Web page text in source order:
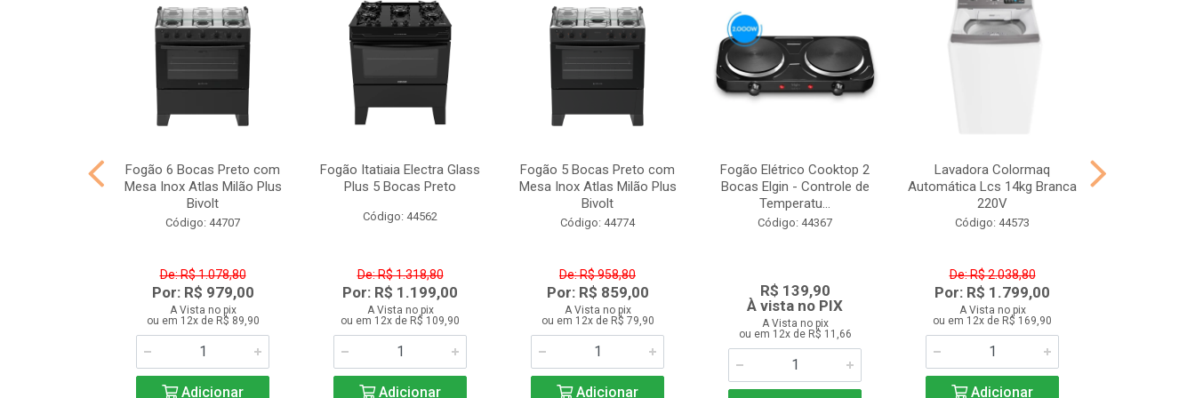
Fogão 6 Bocas Preto com
Mesa Inox Atlas Milão Plus
Bivolt
Código: 44707
De: R$ 1.078,80
Por: R$ 979,00
A Vista no pix
ou em 12x de R$ 89,90
Adicionar
Fogão Itatiaia Electra Glass
Plus 5 Bocas Preto
Código: 44562
De: R$ 1.318,80
Por: R$ 1.199,00
A Vista no pix
ou em 12x de R$ 109,90
Adicionar
Fogão 5 Bocas Preto com
Mesa Inox Atlas Milão Plus
Bivolt
Código: 44774
De: R$ 958,80
Por: R$ 859,00
A Vista no pix
ou em 12x de R$ 79,90
Adicionar
Fogão Elétrico Cooktop 2
Bocas Elgin - Controle de
Temperatu...
Código: 44367
R$ 139,90
À vista no PIX
A Vista no pix
ou em 12x de R$ 11,66
Lavadora Colormaq
Automática Lcs 14kg Branca
220V
Código: 44573
De: R$ 2.038,80
Por: R$ 1.799,00
A Vista no pix
ou em 12x de R$ 169,90
Adicionar